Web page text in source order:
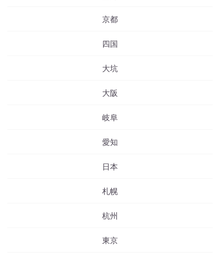
京都
四国
大坑
大阪
岐阜
愛知
日本
札幌
杭州
東京